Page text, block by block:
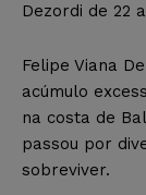
Dezordi de 22
Felipe Viana
acúmulo
na costa de
passou por
sobreviver.